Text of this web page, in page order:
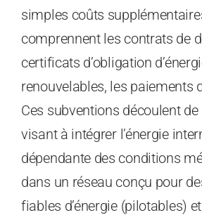
simples coûts
comprennent les contrats de
certificats d’obligation
renouvelables, les paiements
Ces subventions découlent
visant à intégrer l’énergie
dépendante des conditions
dans un réseau conçu pour
fiables d’énergie (pilotables)